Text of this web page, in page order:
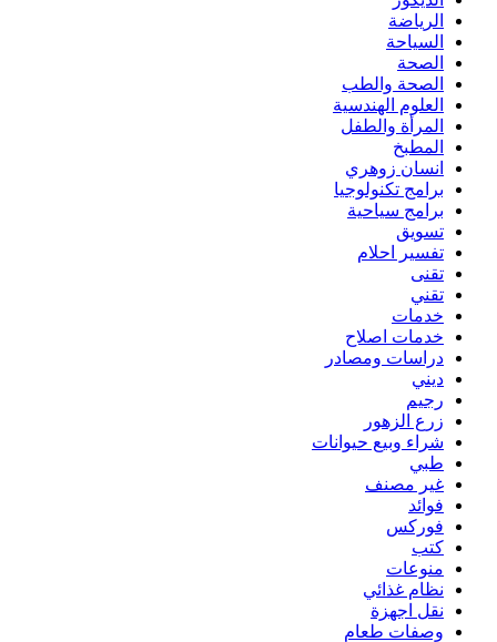
الرياضة
السياحة
الصحة
الصحة والطب
العلوم الهندسية
المرأة والطفل
المطبخ
انسان زوهري
برامج تكنولوجيا
برامج سياحية
تسويق
تفسير احلام
تقنى
تقني
خدمات
خدمات اصلاح
دراسات ومصادر
ديني
رجيم
زرع الزهور
شراء وبيع حيوانات
طبي
غير مصنف
فوائد
فوركس
كتب
منوعات
نظام غذائي
نقل اجهزة
وصفات طعام